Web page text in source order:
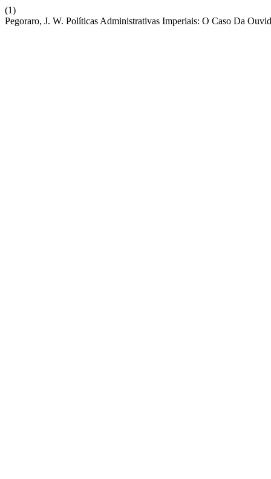
(1)
Pegoraro, J. W. Políticas Administrativas Imperiais: O Caso Da